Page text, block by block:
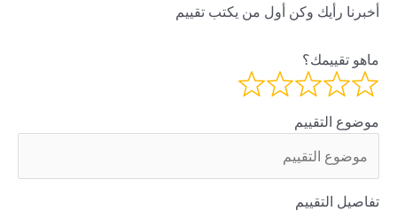
أخبرنا رأيك وكن أول من يكتب تقييم
ماهو تقييمك؟
موضوع التقييم
تفاصيل التقييم